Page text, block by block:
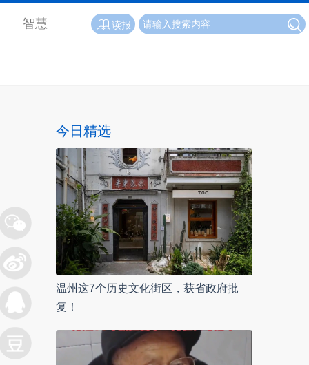
智慧 读报
今日精选
温州这7个历史文化街区，获省政府批
复！